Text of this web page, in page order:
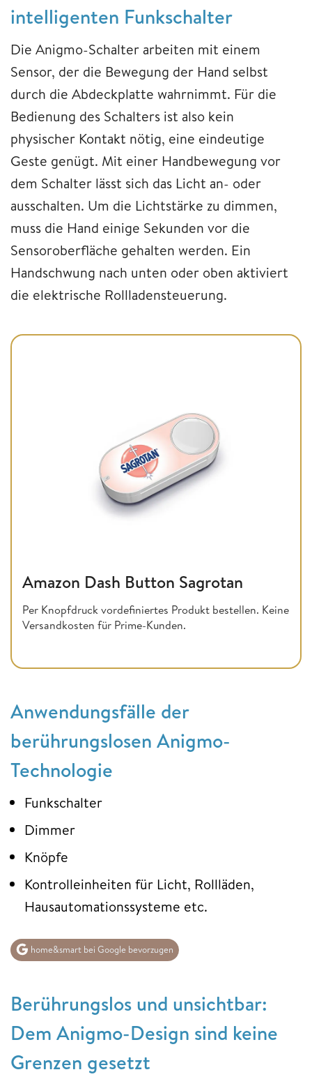
intelligenten Funkschalter
Die Anigmo-Schalter arbeiten mit einem
Sensor, der die Bewegung der Hand selbst
durch die Abdeckplatte wahrnimmt. Für die
Bedienung des Schalters ist also kein
physischer Kontakt nötig, eine eindeutige
Geste genügt. Mit einer Handbewegung vor
dem Schalter lässt sich das Licht an- oder
ausschalten. Um die Lichtstärke zu dimmen,
muss die Hand einige Sekunden vor die
Sensoroberfläche gehalten werden. Ein
Handschwung nach unten oder oben aktiviert
die elektrische Rollladensteuerung.
Amazon Dash Button Sagrotan
Per Knopfdruck vordefiniertes Produkt bestellen. Keine
Versandkosten für Prime-Kunden.
Anwendungsfälle der
berührungslosen Anigmo-
Technologie
Funkschalter
Dimmer
Knöpfe
Kontrolleinheiten für Licht, Rollläden,
Hausautomationssysteme etc.
home&smart bei Google bevorzugen
Berührungslos und unsichtbar:
Dem Anigmo-Design sind keine
Grenzen gesetzt